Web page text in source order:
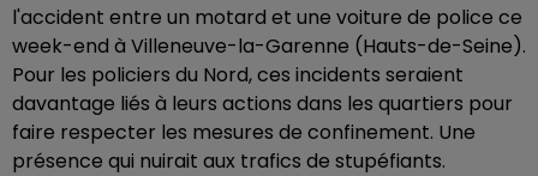
l'accident entre un motard et une voiture de police ce
week-end à Villeneuve-la-Garenne (Hauts-de-Seine).
Pour les policiers du Nord, ces incidents seraient
davantage liés à leurs actions dans les quartiers pour
faire respecter les mesures de confinement. Une
présence qui nuirait aux trafics de stupéfiants.